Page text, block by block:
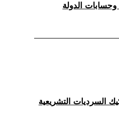
السرديات التشريعية